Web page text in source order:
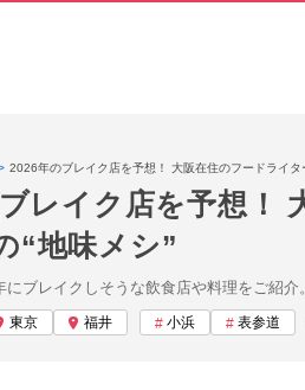
2026年のブレイク店を予想！ 大阪在住のフードライ
レイク店を予想！
“地味メシ”
にブレイクしそうな飲食店や料理をご紹
東京 福井 小浜 表参道